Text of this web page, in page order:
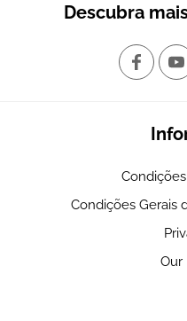
Descubra
Condições Gerais
Our